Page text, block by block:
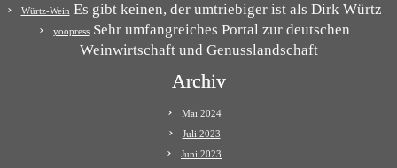
Würtz-Wein Es gibt keinen, der umtriebiger ist als Dirk Würtz
yoopressSehr umfangreiches Portal zur deutschen
Weinwirtschaft und Genusslandschaft
Archiv
Mai 2024
Juli 2023
Juni 2023